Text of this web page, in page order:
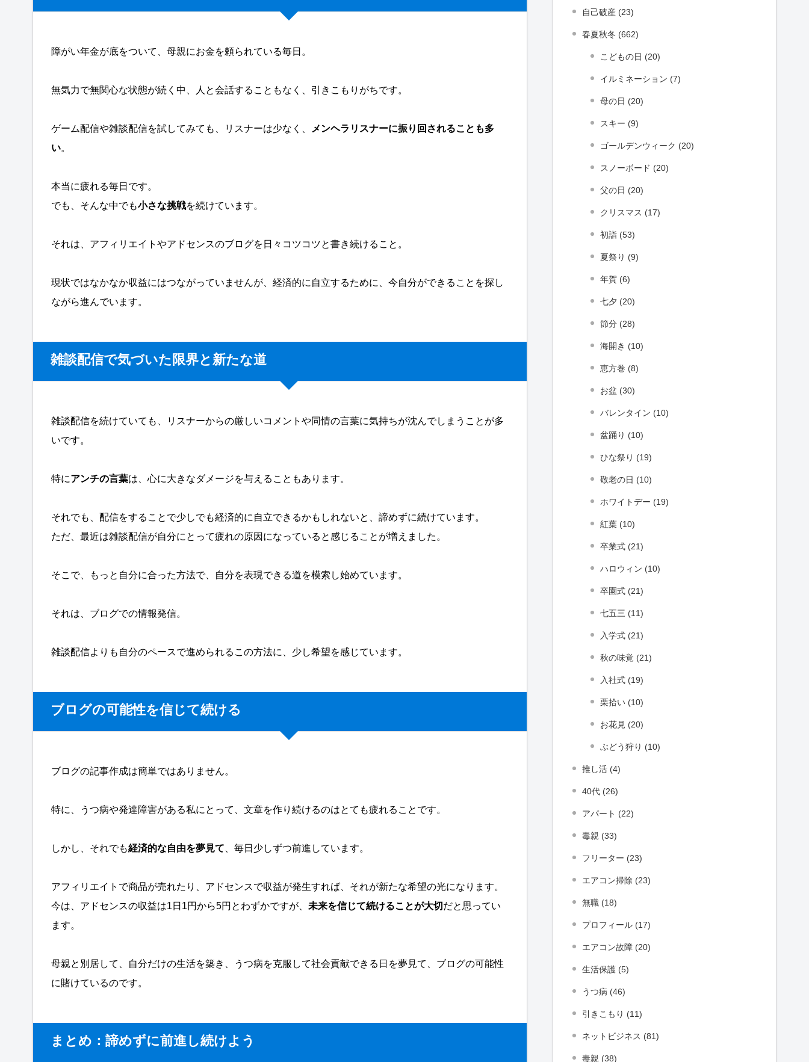
障がい年金が底をついて、母親にお金を頼られている毎日。
無気力で無関心な状態が続く中、人と会話することもなく、引きこもりがちです。
ゲーム配信や雑談配信を試してみても、リスナーは少なく、
メンヘラリスナーに振り回されることも多
い。
本当に疲れる毎日です。
でも、そんな中でも小さな挑戦を続けています。
それは、アフィリエイトやアドセンスのブログを日々コツコツと書き続けること。
現状ではなかなか収益にはつながっていませんが、経済的に自立するために、今自分ができることを探し
ながら進んでいます。
雑談配信で気づいた限界と新たな道
雑談配信を続けていても、リスナーからの厳しいコメントや同情の言葉に気持ちが沈んでしまうことが多
いです。
特にアンチの言葉は、心に大きなダメージを与えることもあります。
それでも、配信をすることで少しでも経済的に自立できるかもしれないと、諦めずに続けています。
ただ、最近は雑談配信が自分にとって疲れの原因になっていると感じることが増えました。
そこで、もっと自分に合った方法で、自分を表現できる道を模索し始めています。
それは、ブログでの情報発信。
雑談配信よりも自分のペースで進められるこの方法に、少し希望を感じています。
ブログの可能性を信じて続ける
ブログの記事作成は簡単ではありません。
特に、うつ病や発達障害がある私にとって、文章を作り続けるのはとても疲れることです。
しかし、それでも経済的な自由を夢見て 、毎日少しずつ前進しています。
アフィリエイトで商品が売れたり、アドセンスで収益が発生すれば、それが新たな希望の光になります。
今は、アドセンスの収益は1日1円から5円とわずかですが、 未来を信じて続けることが大切だと思ってい
ます。
母親と別居して、自分だけの生活を築き、うつ病を克服して社会貢献できる日を夢見て、ブログの可能性
に賭けているのです。
まとめ：諦めずに前進し続けよう
自己破産 (23)
春夏秋冬 (662)
こどもの日 (20)
イルミネーション (7)
母の日 (20)
スキー (9)
ゴールデンウィーク (20)
スノーボード (20)
父の日 (20)
クリスマス (17)
初詣 (53)
夏祭り (9)
年賀 (6)
七夕 (20)
節分 (28)
海開き (10)
恵方巻 (8)
お盆 (30)
バレンタイン (10)
盆踊り (10)
ひな祭り (19)
敬老の日 (10)
ホワイトデー (19)
紅葉 (10)
卒業式 (21)
ハロウィン (10)
卒園式 (21)
七五三 (11)
入学式 (21)
秋の味覚 (21)
入社式 (19)
栗拾い (10)
お花見 (20)
ぶどう狩り (10)
推し活 (4)
40代 (26)
アパート (22)
毒親 (33)
フリーター (23)
エアコン掃除 (23)
無職 (18)
プロフィール (17)
エアコン故障 (20)
生活保護 (5)
うつ病 (46)
引きこもり (11)
ネットビジネス (81)
毒親 (38)